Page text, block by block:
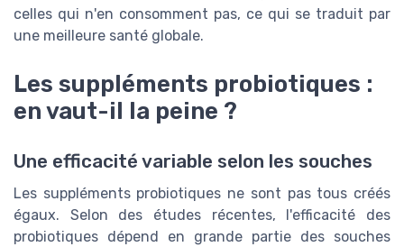
celles qui n'en consomment pas, ce qui se traduit par
une meilleure santé globale.
Les suppléments probiotiques :
en vaut-il la peine ?
Une efficacité variable selon les souches
Les suppléments probiotiques ne sont pas tous créés
égaux. Selon des études récentes, l'efficacité des
probiotiques dépend en grande partie des souches